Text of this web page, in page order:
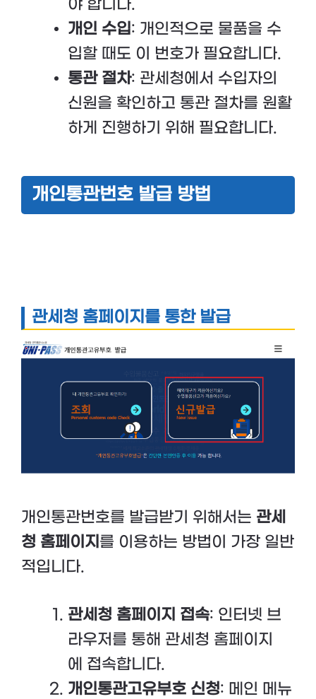
야 합니다.
개인 수입: 개인적으로 물품을 수
입할 때도 이 번호가 필요합니다.
통관 절차: 관세청에서 수입자의
신원을 확인하고 통관 절차를 원활
하게 진행하기 위해 필요합니다.
개인통관번호 발급 방법
관세청 홈페이지를 통한 발급
개인통관번호를 발급받기 위해서는 관세
청 홈페이지 를 이용하는 방법이 가장 일반
적입니다.
관세청 홈페이지 접속: 인터넷 브
라우저를 통해 관세청 홈페이지
에 접속합니다.
개인통관고유부호 신청: 메인 메뉴